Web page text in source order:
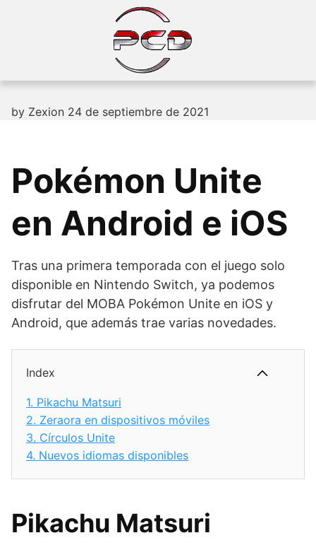
by Zexion 24 de septiembre de 2021
Pokémon Unite
en Android e iOS
Tras una primera temporada con el juego solo
disponible en Nintendo Switch, ya podemos
disfrutar del MOBA Pokémon Unite en iOS y
Android, que además trae varias novedades.
Index
1. Pikachu Matsuri
2. Zeraora en dispositivos móviles
3. Círculos Unite
4. Nuevos idiomas disponibles
Pikachu Matsuri